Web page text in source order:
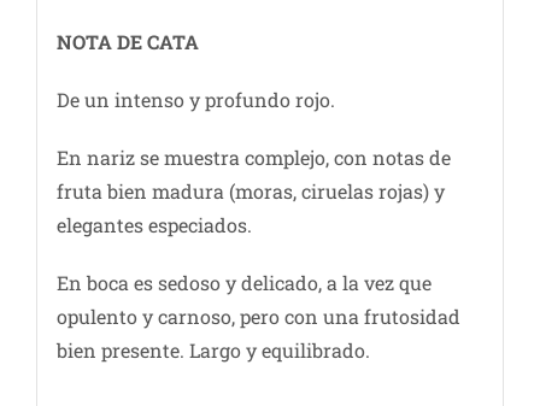
NOTA DE CATA
De un intenso y profundo rojo.
En nariz se muestra complejo, con notas de
fruta bien madura (moras, ciruelas rojas) y
elegantes especiados.
En boca es sedoso y delicado, a la vez que
opulento y carnoso, pero con una frutosidad
bien presente. Largo y equilibrado.